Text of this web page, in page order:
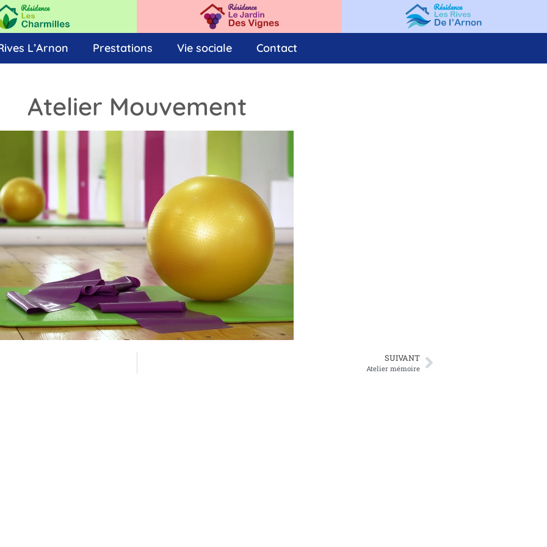
L’Arnon Prestations Vie sociale Contact
Atelier Mouvement
SUIVANT
Atelier mémoire